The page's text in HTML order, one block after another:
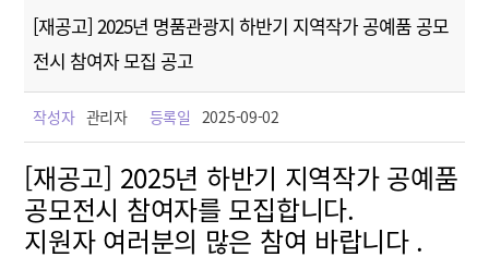
[재공고] 2025년 명품관광지 하반기 지역작가 공예품 공모
전시 참여자 모집 공고
작성자 관리자 등록일 2025-09-02
[재공고] 2025년 하반기 지역작가 공예품
공모전시 참여자를 모집합니다.
지원자 여러분의 많은 참여 바랍니다 .